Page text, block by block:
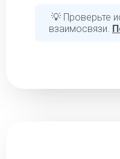
💡 Проверьте
взаимосвязи.